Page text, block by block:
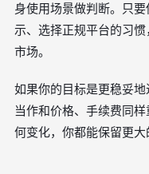
身使用场景做判断。只
示、选择正规平台的习
市场。
如果你的目标是更稳妥
当作和价格、手续费同
何变化，你都能保留更大